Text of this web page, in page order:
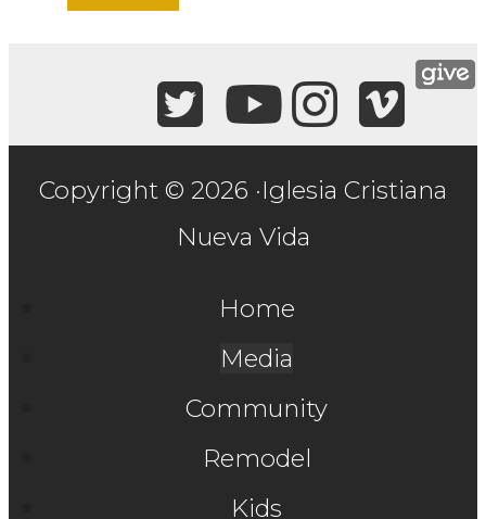
Copyright © 2026 ·Iglesia Cristiana
Nueva Vida
Home
Media
Community
Remodel
Kids